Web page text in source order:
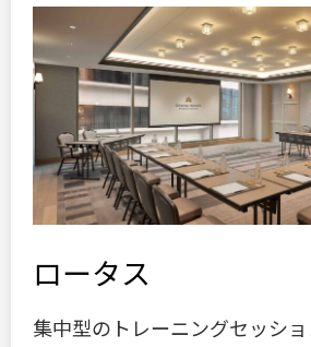
ロータス
集中型のトレーニングセッシ